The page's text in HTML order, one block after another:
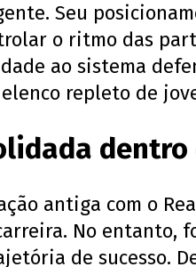
Seu
o ritmo das
ao sistema
repleto de
dentro
antiga com o
No entanto,
de sucesso.